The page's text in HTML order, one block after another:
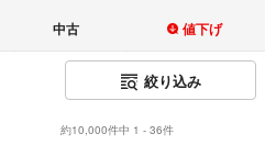
中古 値下げ
絞り込み
約10,000件中 1 - 36件